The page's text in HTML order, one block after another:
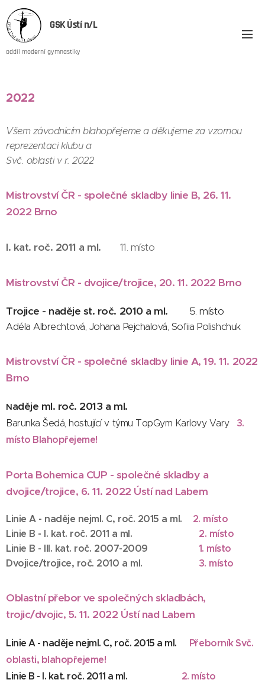
GSK Ústí n/L
oddíl moderní gymnastiky
2022
Všem závodnicím blahopřejeme a děkujeme za vzornou
reprezentaci klubu a
Svč. oblasti v r. 2022
Mistrovství ČR - společné skladby linie B, 26. 11.
2022 Brno
I. kat. roč. 2011 a ml. 11. místo
Mistrovství ČR - dvojice/trojice, 20. 11. 2022 Brno
Trojice - naděje st. roč. 2010 a ml. 5. místo
Adéla Albrechtová, Johana Pejchalová, Sofiia Polishchuk
Mistrovství ČR - společné skladby linie A, 19. 11. 2022
Brno
Naděje ml. roč. 2013 a ml.
Barunka Šedá, hostující v týmu TopGym Karlovy Vary
3.
místo Blahopřejeme!
Porta Bohemica CUP - společné skladby a
dvojice/trojice, 6. 11. 2022 Ústí nad Labem
Linie A - naděje nejml. C, roč. 2015 a ml. 2. místo
Linie B - I. kat. roč. 2011 a ml. 2. místo
Linie B - III. kat. roč. 2007-2009 1. místo
Dvojice/trojice, roč. 2010 a ml. 3. místo
Oblastní přebor ve společných skladbách,
trojic/dvojic, 5. 11. 2022 Ústí nad Labem
Linie A - naděje nejml. C, roč. 2015 a ml. Přeborník Svč.
oblasti, blahopřejeme!
Linie B - I. kat. roč. 2011 a ml. 2. místo